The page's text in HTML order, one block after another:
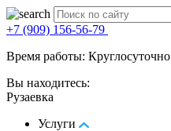
+7 (909) 156-56-79
Время работы: Круглосуточно
Вы находитесь:
Рузаевка
Услуги